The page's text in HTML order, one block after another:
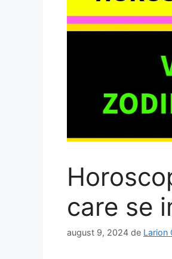
care se
august 9, 2024 de Larion